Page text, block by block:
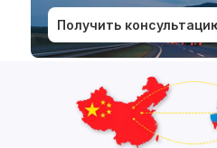
Получить